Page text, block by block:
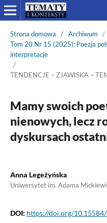
Strona domowa / Archiwum
/
Tom 20 Nr 15 (2025): Poezja
interpretacje
/
TENDENCJE – ZJAWISKA –
Mamy swoich
nienowych, lecz
dyskursach
Anna Legeżyńska
Uniwersytet im. Adama
DOI: https://doi.org/